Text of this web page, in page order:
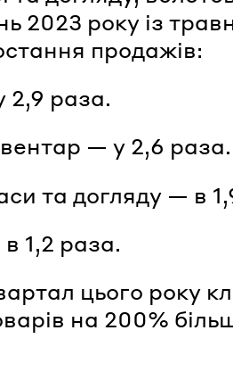
2023 року із
продажів:
2,9 раза.
— у 2,6 раза.
та догляду — в
1,2 раза.
цього року
на 200%